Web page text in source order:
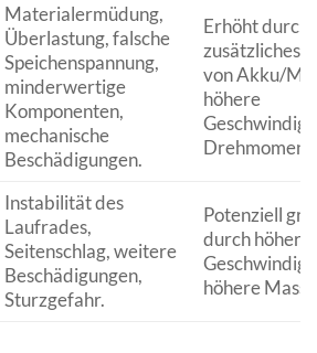
Materialermüdung,
Überlastung, falsche
Speichenspannung,
minderwertige
Komponenten,
mechanische
Beschädigungen.
Erhöht durch
zusätzliches
von Akku/
höhere
Instabilität des
Laufrades,
Seitenschlag, weitere
Beschädigungen,
Sturzgefahr.
Potenziell
durch höhere
höhere